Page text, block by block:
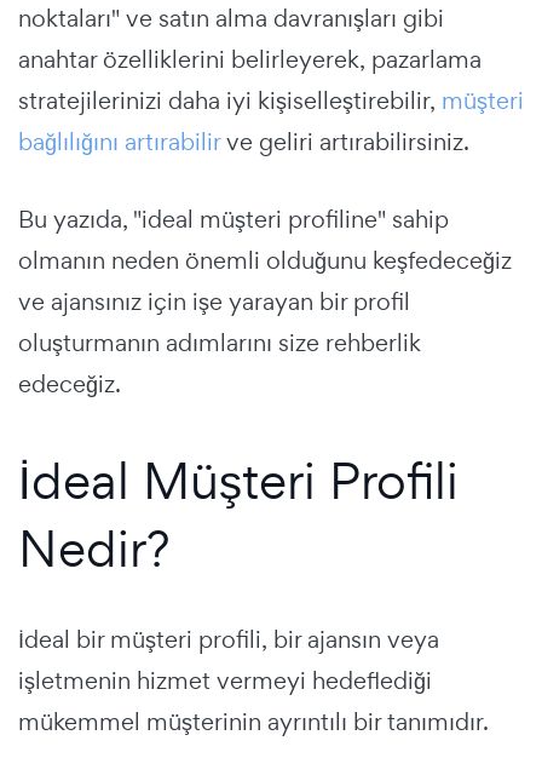
noktaları" ve satın alma davranışları gibi
anahtar özelliklerini belirleyerek, pazarlama
stratejilerinizi daha iyi kişiselleştirebilir, müşteri
bağlılığını artırabilirve geliri artırabilirsiniz.
Bu yazıda, "ideal müşteri profiline" sahip
olmanın neden önemli olduğunu keşfedeceğiz
ve ajansınız için işe yarayan bir profil
oluşturmanın adımlarını size rehberlik
edeceğiz.
İdeal Müşteri Profili
Nedir?
İdeal bir müşteri profili, bir ajansın veya
işletmenin hizmet vermeyi hedeflediği
mükemmel müşterinin ayrıntılı bir tanımıdır.